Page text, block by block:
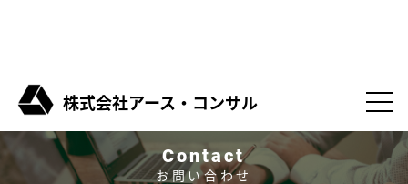
株式会社アース・コンサル
Contact
お問い合わせ